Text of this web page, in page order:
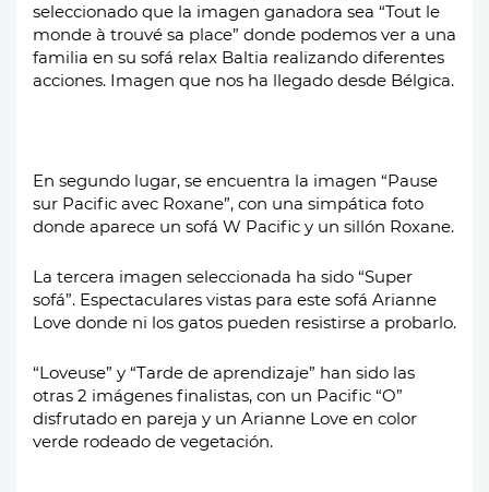
seleccionado que la imagen ganadora sea “Tout le
monde à trouvé sa place” donde podemos ver a una
familia en su sofá relax Baltia realizando diferentes
acciones. Imagen que nos ha llegado desde Bélgica.
En segundo lugar, se encuentra la imagen “Pause
sur Pacific avec Roxane”, con una simpática foto
donde aparece un sofá W Pacific y un sillón Roxane.
La tercera imagen seleccionada ha sido “Super
sofá”. Espectaculares vistas para este sofá Arianne
Love donde ni los gatos pueden resistirse a probarlo.
“Loveuse” y “Tarde de aprendizaje” han sido las
otras 2 imágenes finalistas, con un Pacific “O”
disfrutado en pareja y un Arianne Love en color
verde rodeado de vegetación.